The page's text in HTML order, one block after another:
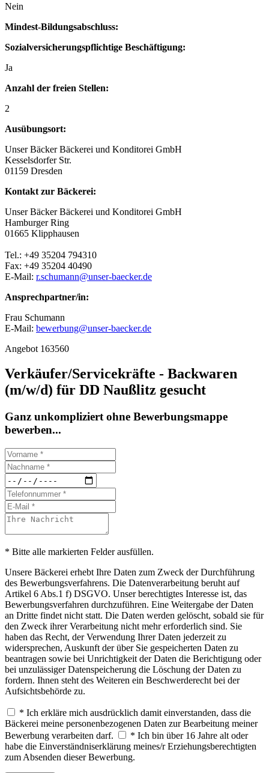
Nein
Mindest-Bildungsabschluss:
Sozialversicherungspflichtige Beschäftigung:
Ja
Anzahl der freien Stellen:
2
Ausübungsort:
Unser Bäcker Bäckerei und Konditorei GmbH
Kesselsdorfer Str.
01159 Dresden
Kontakt zur Bäckerei:
Unser Bäcker Bäckerei und Konditorei GmbH
Hamburger Ring
01665 Klipphausen
Tel.: +49 35204 794310
Fax: +49 35204 40490
E-Mail: r.schumann@unser-baecker.de
Ansprechpartner/in:
Frau Schumann
E-Mail: bewerbung@unser-baecker.de
Angebot 163560
Verkäufer/Servicekräfte - Backwaren
(m/w/d) für DD Naußlitz gesucht
Ganz unkompliziert ohne Bewerbungsmappe
bewerben...
* Bitte alle markierten Felder ausfüllen.
Unsere Bäckerei erhebt Ihre Daten zum Zweck der Durchführung
des Bewerbungsverfahrens. Die Datenverarbeitung beruht auf
Artikel 6 Abs.1 f) DSGVO. Unser berechtigtes Interesse ist, das
Bewerbungsverfahren durchzuführen. Eine Weitergabe der Daten
an Dritte findet nicht statt. Die Daten werden gelöscht, sobald sie für
den Zweck ihrer Verarbeitung nicht mehr erforderlich sind. Sie
haben das Recht, der Verwendung Ihrer Daten jederzeit zu
widersprechen, Auskunft der über Sie gespeicherten Daten zu
beantragen sowie bei Unrichtigkeit der Daten die Berichtigung oder
bei unzulässiger Datenspeicherung die Löschung der Daten zu
fordern. Ihnen steht des Weiteren ein Beschwerderecht bei der
Aufsichtsbehörde zu.
* Ich erkläre mich ausdrücklich damit einverstanden, dass die
Bäckerei meine personenbezogenen Daten zur Bearbeitung meiner
Bewerbung verarbeiten darf.
* Ich bin über 16 Jahre alt oder
habe die Einverständniserklärung meines/r Erziehungsberechtigten
zum Absenden dieser Bewerbung.